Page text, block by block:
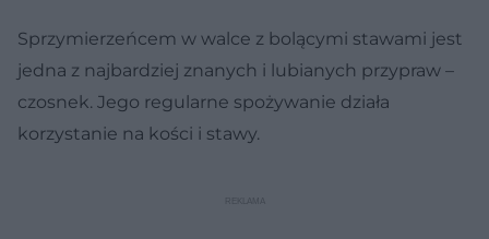
Sprzymierzeńcem w walce z bolącymi stawami jest
jedna z najbardziej znanych i lubianych przypraw –
czosnek. Jego regularne spożywanie działa
korzystanie na kości i stawy.